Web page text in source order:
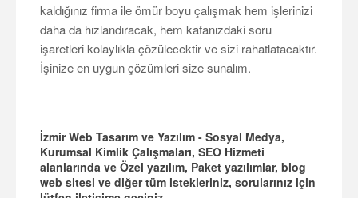
kaldığınız firma ile ömür boyu çalışmak hem işlerinizi
daha da hızlandıracak, hem kafanızdaki soru
işaretleri kolaylıkla çözülecektir ve sizi rahatlatacaktır.
İşinize en uygun çözümleri size sunalım.
İzmir Web Tasarım ve Yazılım - Sosyal Medya,
Kurumsal Kimlik Çalışmaları, SEO Hizmeti
alanlarında ve Özel yazılım, Paket yazılımlar, blog
web sitesi ve diğer tüm istekleriniz, sorularınız için